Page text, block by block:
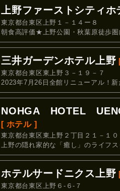
上野ファーストシティホ
東京都台東区上野１－１４ー８
朝食高評価★上野公園・秋葉原徒歩圏
三井ガーデンホテル上野
東京都台東区東上野３－１９－７
2023年7月26日全館リニューアル！
NOHGA HOTEL
[ ホテル ]
東京都台東区東上野２丁目２１－１０
上野の隠れ家的な「癒し」のライフ
ホテルサードニクス上野
東京都台東区上野６‐６‐７